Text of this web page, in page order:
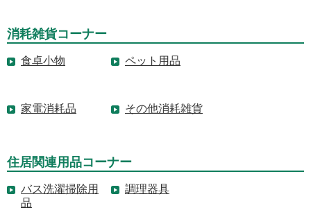
消耗雑貨コーナー
食卓小物 ペット用品
家電消耗品 その他消耗雑貨
住居関連用品コーナー
バス洗濯掃除用
品
調理器具